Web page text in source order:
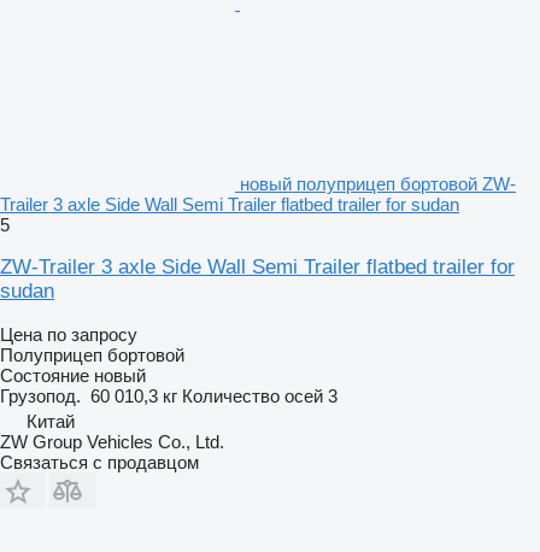
новый полуприцеп бортовой ZW-
Trailer 3 axle Side Wall Semi Trailer flatbed trailer for sudan
5
ZW-Trailer 3 axle Side Wall Semi Trailer flatbed trailer for
sudan
Цена по запросу
Полуприцеп бортовой
Состояние новый
Грузопод. 60 010,3 кг Количество осей 3
Китай
ZW Group Vehicles Co., Ltd.
Связаться с продавцом